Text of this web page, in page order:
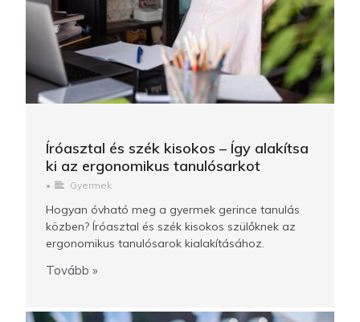
Íróasztal és szék kisokos – Így alakítsa
ki az ergonomikus tanulósarkot
• Gyermek
Hogyan óvható meg a gyermek gerince tanulás
közben? Íróasztal és szék kisokos szülőknek az
ergonomikus tanulósarok kialakításához.
Tovább »